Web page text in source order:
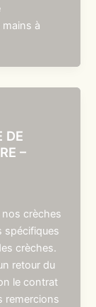
à
DE
–
crèches
spécifiques
crèches.
retour du
le contrat
remercions